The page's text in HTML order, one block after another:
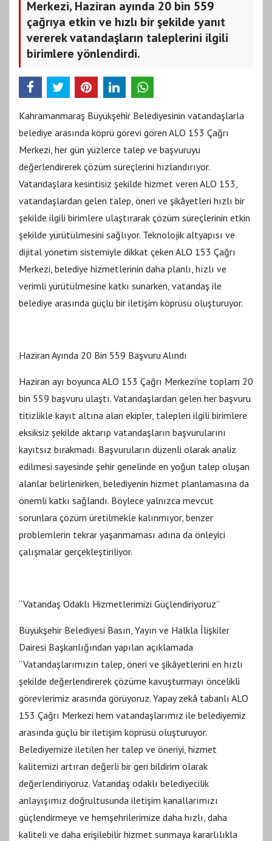
Merkezi, Haziran ayında 20 bin 559
çağrıya etkin ve hızlı bir şekilde yanıt
vererek vatandaşların taleplerini ilgili
birimlere yönlendirdi.
Kahramanmaraş Büyükşehir Belediyesinin vatandaşlarla
belediye arasında köprü görevi gören ALO 153 Çağrı
Merkezi, her gün yüzlerce talep ve başvuruyu
değerlendirerek çözüm süreçlerini hızlandırıyor.
Vatandaşlara kesintisiz şekilde hizmet veren ALO 153,
vatandaşlardan gelen talep, öneri ve şikâyetleri hızlı bir
şekilde ilgili birimlere ulaştırarak çözüm süreçlerinin etkin
şekilde yürütülmesini sağlıyor. Teknolojik altyapısı ve
dijital yönetim sistemiyle dikkat çeken ALO 153 Çağrı
Merkezi, belediye hizmetlerinin daha planlı, hızlı ve
verimli yürütülmesine katkı sunarken, vatandaş ile
belediye arasında güçlü bir iletişim köprüsü oluşturuyor.
Haziran Ayında 20 Bin 559 Başvuru Alındı
Haziran ayı boyunca ALO 153 Çağrı Merkezi'ne toplam 20
bin 559 başvuru ulaştı. Vatandaşlardan gelen her başvuru
titizlikle kayıt altına alan ekipler, talepleri ilgili birimlere
eksiksiz şekilde aktarıp vatandaşların başvurularını
kayıtsız bırakmadı. Başvuruların düzenli olarak analiz
edilmesi sayesinde şehir genelinde en yoğun talep oluşan
alanlar belirlenirken, belediyenin hizmet planlamasına da
önemli katkı sağlandı. Böylece yalnızca mevcut
sorunlara çözüm üretilmekle kalınmıyor, benzer
problemlerin tekrar yaşanmaması adına da önleyici
çalışmalar gerçekleştiriliyor.
“Vatandaş Odaklı Hizmetlerimizi Güçlendiriyoruz”
Büyükşehir Belediyesi Basın, Yayın ve Halkla İlişkiler
Dairesi Başkanlığından yapılan açıklamada
“Vatandaşlarımızın talep, öneri ve şikâyetlerini en hızlı
şekilde değerlendirerek çözüme kavuşturmayı öncelikli
görevlerimiz arasında görüyoruz. Yapay zekâ tabanlı ALO
153 Çağrı Merkezi hem vatandaşlarımız ile belediyemiz
arasında güçlü bir iletişim köprüsü oluşturuyor.
Belediyemize iletilen her talep ve öneriyi, hizmet
kalitemizi artıran değerli bir geri bildirim olarak
değerlendiriyoruz. Vatandaş odaklı belediyecilik
anlayışımız doğrultusunda iletişim kanallarımızı
güçlendirmeye ve hemşehrilerimize daha hızlı, daha
kaliteli ve daha erişilebilir hizmet sunmaya kararlılıkla